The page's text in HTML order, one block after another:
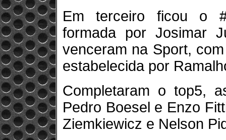
Em terceiro ficou o
formada por Josimar
venceram na Sport,
estabelecida por
Completaram o top5,
Pedro Boesel e Enzo
Ziemkiewicz e Nelson